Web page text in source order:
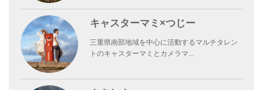
キャスターマミ×つじー
三重県南部地域を中心に活動するマルチタレン
トのキャスターマミとカメラマ...